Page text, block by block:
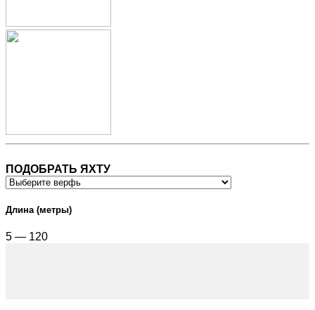
ПОДОБРАТЬ ЯХТУ
Длина (метры)
5 — 120